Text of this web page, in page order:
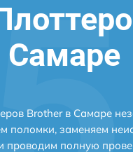
Самаре
Brother в Самаре
поломки, заменяем
проводим полную